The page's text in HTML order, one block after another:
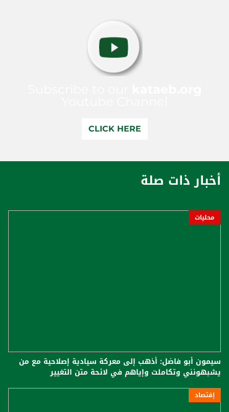
CLICK HERE
أخبار ذات صلة
محليات
سيمون أبو فاضل: أذهب إلى معركة سيادية إصلاحية مع من
يشبهونني وتكاملت وإياهم في لائحة متن التغيير
إقتصاد